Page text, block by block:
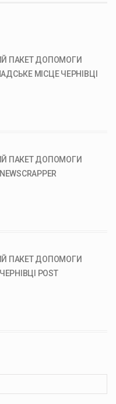
ПАКЕТ ДОПОМОГИ
МІСЦЕ ЧЕРНІВЦІ
ПАКЕТ ДОПОМОГИ
ПАКЕТ ДОПОМОГИ
POST